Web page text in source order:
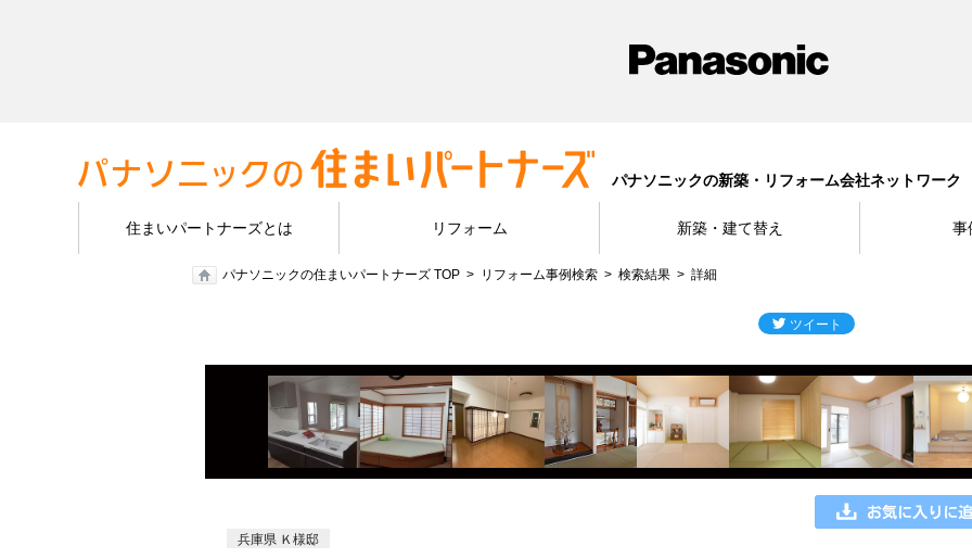
パナソニックの新築・リフォーム会社ネットワーク
住まいパートナーズとは リフォーム 新築・建て替え 事
パナソニックの住まいパートナーズ TOP リフォーム事例検索 検索結果 詳細
兵庫県 Ｋ様邸